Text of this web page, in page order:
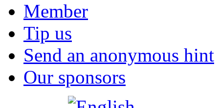
Member
Tip us
Send an anonymous hint
Our sponsors